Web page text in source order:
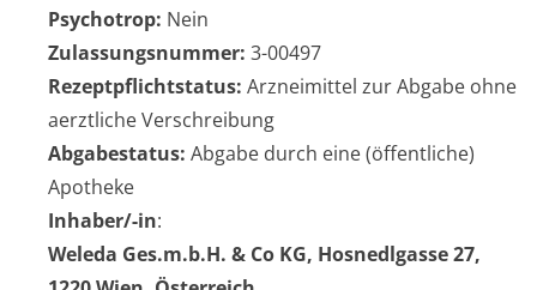
Psychotrop: Nein
Zulassungsnummer: 3-00497
Rezeptpflichtstatus: Arzneimittel zur Abgabe ohne
aerztliche Verschreibung
Abgabestatus: Abgabe durch eine (öffentliche)
Apotheke
Inhaber/-in:
Weleda Ges.m.b.H. & Co KG, Hosnedlgasse 27,